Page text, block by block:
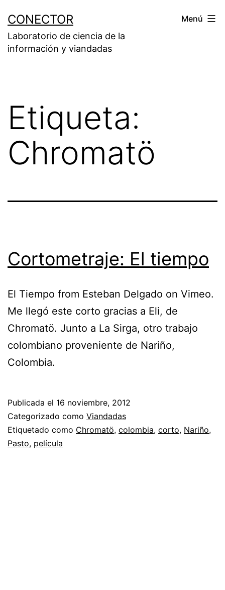
contenido
CONECTOR
Laboratorio de ciencia de la
información y viandadas
Menú
Etiqueta:
Chromatö
Cortometraje: El tiempo
El Tiempo from Esteban Delgado on Vimeo.
Me llegó este corto gracias a Eli, de
Chromatö. Junto a La Sirga, otro trabajo
colombiano proveniente de Nariño,
Colombia.
Publicada el 16 noviembre, 2012
Categorizado como Viandadas
Etiquetado como Chromatö, colombia, corto, Nariño,
Pasto, película